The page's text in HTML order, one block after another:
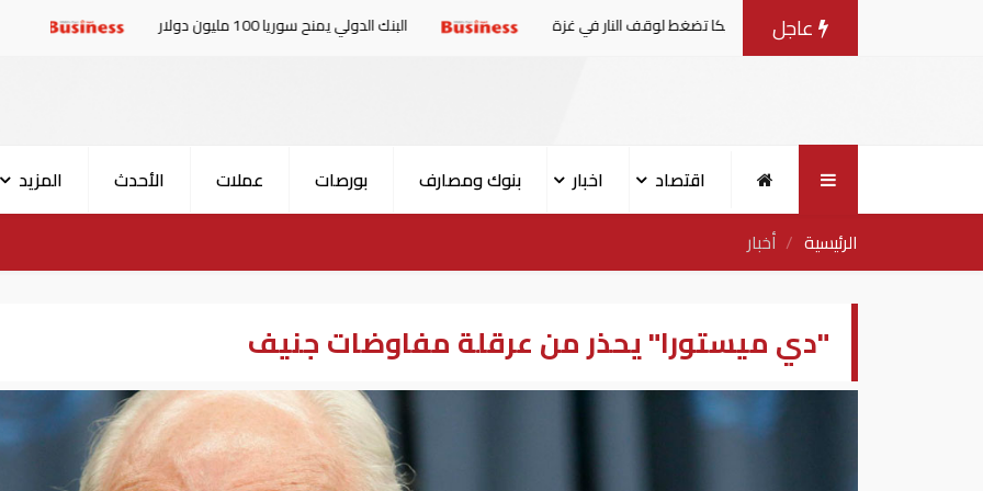
عاجل
مع إسرائيل.. وأمريكا تضغط لوقف النار في غزة البنك الدولي يمنح سوريا 100 مليون دولار الإمارات والبرلمان
اقتصاد اخبار بنوك ومصارف بورصات عملات الأحدث المزيد
الرئيسية
أخبار
"دي ميستورا" يحذر من عرقلة مفاوضات جنيف